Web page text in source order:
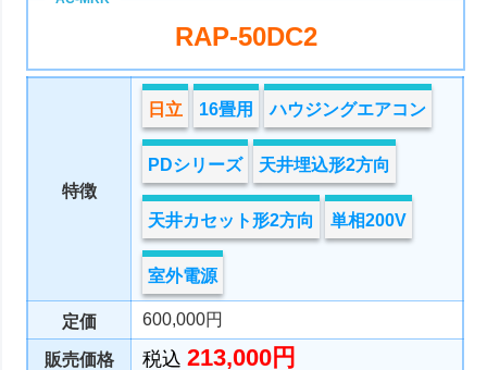
RAP-50DC2
特徴
日立 16畳用 ハウジングエアコン
PDシリーズ 天井埋込形2方向
天井カセット形2方向 単相200V
室外電源
定価 600,000円
販売価格 税込213,000円